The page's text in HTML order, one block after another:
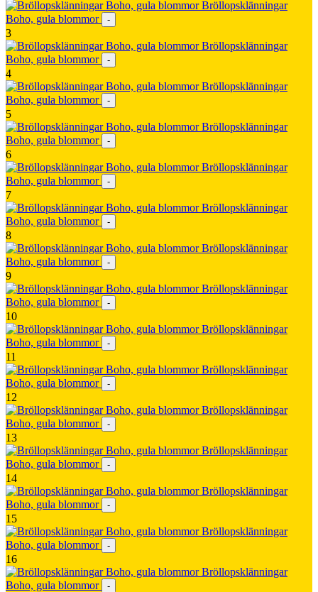
Bröllopsklänningar
Boho, gula blommor
-
3
Bröllopsklänningar
Boho, gula blommor
-
4
Bröllopsklänningar
Boho, gula blommor
-
5
Bröllopsklänningar
Boho, gula blommor
-
6
Bröllopsklänningar
Boho, gula blommor
-
7
Bröllopsklänningar
Boho, gula blommor
-
8
Bröllopsklänningar
Boho, gula blommor
-
9
Bröllopsklänningar
Boho, gula blommor
-
10
Bröllopsklänningar
Boho, gula blommor
-
11
Bröllopsklänningar
Boho, gula blommor
-
12
Bröllopsklänningar
Boho, gula blommor
-
13
Bröllopsklänningar
Boho, gula blommor
-
14
Bröllopsklänningar
Boho, gula blommor
-
15
Bröllopsklänningar
Boho, gula blommor
-
16
Bröllopsklänningar
Boho, gula blommor
-